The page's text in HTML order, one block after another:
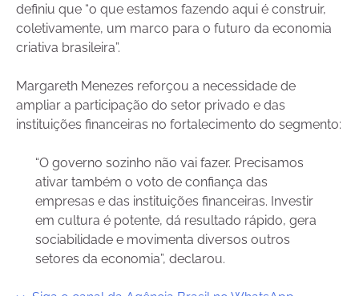
definiu que “o que estamos fazendo aqui é construir,
coletivamente, um marco para o futuro da economia
criativa brasileira”.
Margareth Menezes reforçou a necessidade de
ampliar a participação do setor privado e das
instituições financeiras no fortalecimento do segmento:
“O governo sozinho não vai fazer. Precisamos
ativar também o voto de confiança das
empresas e das instituições financeiras. Investir
em cultura é potente, dá resultado rápido, gera
sociabilidade e movimenta diversos outros
setores da economia”, declarou.